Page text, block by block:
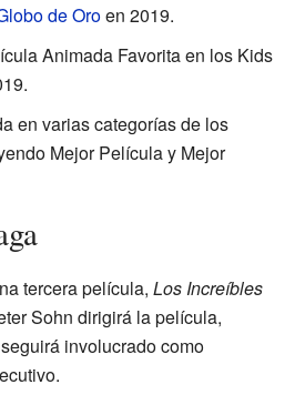
de Oroen 2019.
Animada Favorita en los Kids
en varias categorías de los
Mejor Película y Mejor
tercera película, Los Increíbles
Sohn dirigirá la película,
involucrado como